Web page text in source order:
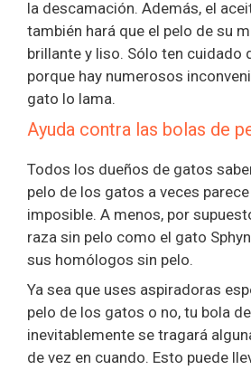
la descamación. Además, el
también hará que el pelo de su
brillante y liso. Sólo ten cuidado
porque hay numerosos
gato lo lama.
Ayuda contra las bolas de
Todos los dueños de gatos
pelo de los gatos a veces
imposible. A menos, por
raza sin pelo como el gato
sus homólogos sin pelo.
Ya sea que uses aspiradoras
pelo de los gatos o no, tu bola
inevitablemente se tragará
de vez en cuando. Esto puede